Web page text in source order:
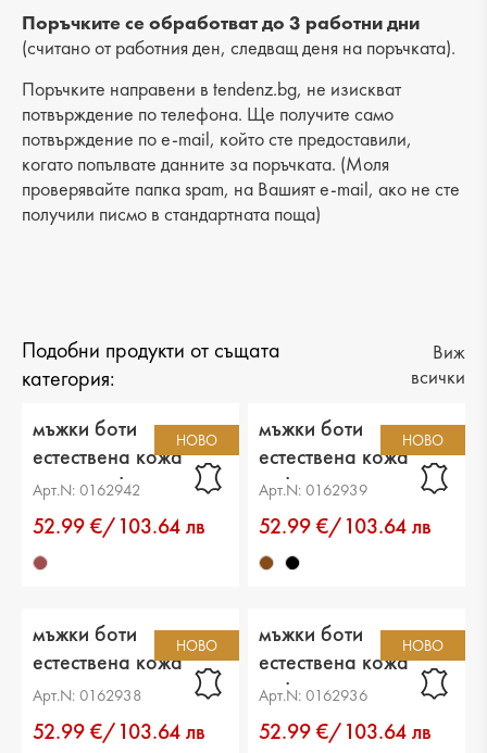
Височина на платформата : 5 cm
Разстояние от петата до горната част: 9 cm
Обиколка на прасеца: -
Поръчките се обработват до 3 работни дни
(считано от работния ден, следващ деня на поръчката).
Поръчките направени в tendenz.bg, не изискват
потвърждение по телефона. Ще получите само
потвърждение по e-mail, който сте предоставили,
когато попълвате данните за поръчката. (Моля
проверявайте папка spam, на Вашият e-mail, ако не сте
получили писмо в стандартната поща)
Подобни продукти от същата
категория:
Виж
всички
НОВО
мъжки боти
естествена кожа
тъмно кафяви
Арт.N: 0162942
52.99 €/103.64 лв
НОВО
мъжки боти
естествена кожа
кафяви
Арт.N: 0162939
52.99 €/103.64 лв
НОВО
мъжки боти
естествена кожа
черни
Арт.N: 0162938
52.99 €/103.64 лв
НОВО
мъжки боти
естествена кожа
кафяви
Арт.N: 0162936
52.99 €/103.64 лв